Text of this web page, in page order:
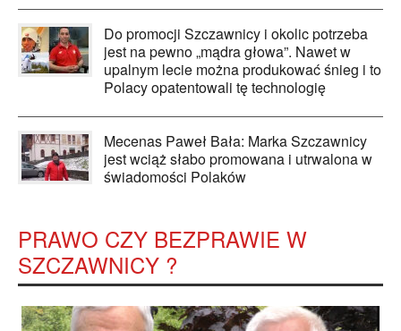
Do promocji Szczawnicy i okolic potrzeba
jest na pewno „mądra głowa”. Nawet w
upalnym lecie można produkować śnieg i to
Polacy opatentowali tę technologię
Mecenas Paweł Bała: Marka Szczawnicy
jest wciąż słabo promowana i utrwalona w
świadomości Polaków
PRAWO CZY BEZPRAWIE W
SZCZAWNICY ?